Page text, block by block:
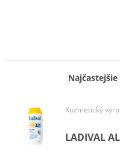
Kozmetický
LADIVAL